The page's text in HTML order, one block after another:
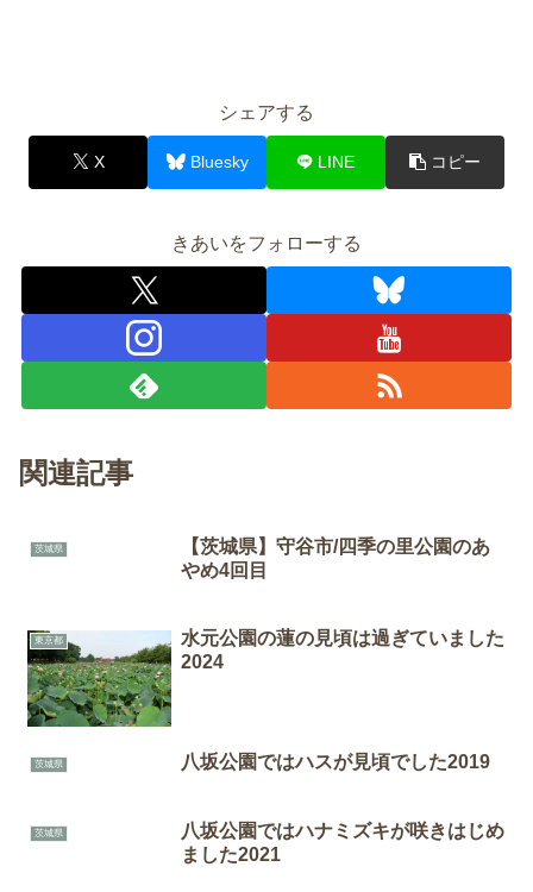
シェアする
X Bluesky LINE コピー
きあいをフォローする
関連記事
茨城県
【茨城県】守谷市/四季の里公園のあ
やめ4回目
東京都
水元公園の蓮の見頃は過ぎていました
2024
茨城県 八坂公園ではハスが見頃でした2019
茨城県
八坂公園ではハナミズキが咲きはじめ
ました2021